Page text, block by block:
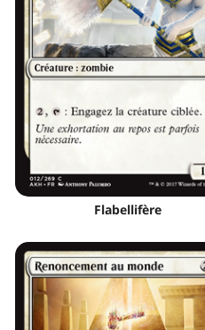
Flabellifère